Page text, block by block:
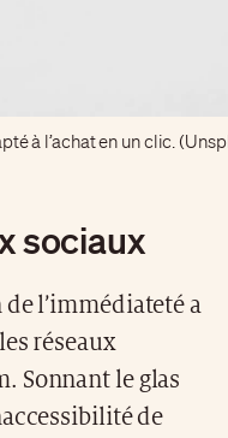
à l’achat en un clic.
sociaux
l’immédiateté a
réseaux
Sonnant le glas
de